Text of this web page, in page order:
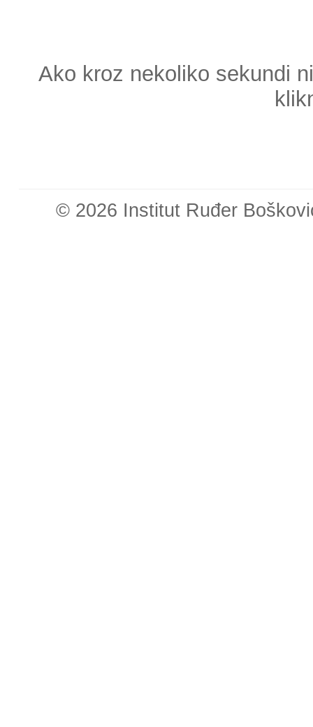
Ako kroz nekoliko sekundi
© 2026 Institut Ruđer